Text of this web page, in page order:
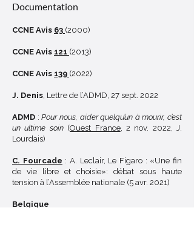
Documentation
CCNE Avis 63 (2000)
CCNE Avis 121 (2013)
CCNE Avis 139 (2022)
J. Denis, Lettre de l’ADMD, 27 sept. 2022
ADMD :Pour nous, aider quelqu’un à mourir, c’est
un ultime soin(Ouest France, 2 nov. 2022, J.
Lourdais)
C. Fourcade : A. Leclair, Le Figaro : «Une fin
de vie libre et choisie»: débat sous haute
tension à l’Assemblée nationale (5 avr. 2021)
Belgique